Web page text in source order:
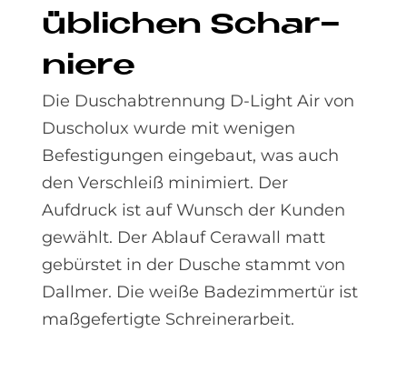
üb­li­chen Schar­
nie­re
Die Duschabtrennung D-Light Air von
Duscholux wurde mit wenigen
Befestigungen eingebaut, was auch
den Verschleiß minimiert. Der
Aufdruck ist auf Wunsch der Kunden
gewählt. Der Ablauf Cerawall matt
gebürstet in der Dusche stammt von
Dallmer. Die weiße Badezimmertür ist
maßgefertigte Schreinerarbeit.